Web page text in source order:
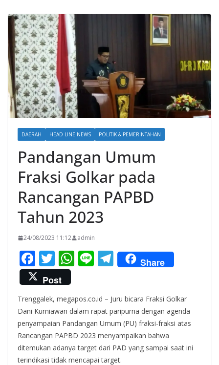
DAERAH HEAD LINE NEWS POLITIK & PEMERINTAHAN
Pandangan Umum
Fraksi Golkar pada
Rancangan PAPBD
Tahun 2023
24/08/2023 11:12 admin
F
ac
e
b
o
o
k
T
w
itt
er
W
s
A
p
p
Li T
el
gr
a
m
Share
Post
Trenggalek, megapos.co.id – Juru bicara Fraksi Golkar
Dani Kurniawan dalam rapat paripurna dengan agenda
penyampaian Pandangan Umum (PU) fraksi-fraksi atas
Rancangan PAPBD 2023 menyampaikan bahwa
ditemukan adanya target dari PAD yang sampai saat ini
terindikasi tidak mencapai target.